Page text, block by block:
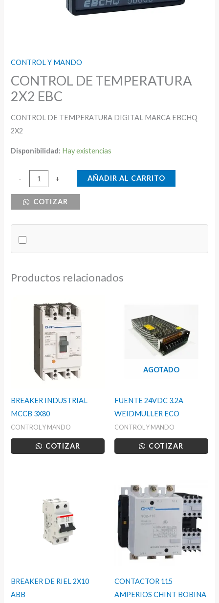
CONTROL Y MANDO
CONTROL DE TEMPERATURA
2X2 EBC
CONTROL DE TEMPERATURA DIGITAL MARCA EBCHQ
2X2
Disponibilidad: Hay existencias
-
CONTROL
TEMPERATURA
cantidad
+ AÑADIR AL CARRITO
COTIZAR
Productos relacionados
BREAKER INDUSTRIAL
MCCB 3X80
CONTROL Y MANDO
COTIZAR
AGOTADO
FUENTE 24VDC 3.2A
WEIDMULLER ECO
CONTROL Y MANDO
COTIZAR
BREAKER DE RIEL 2X10
ABB
CONTACTOR 115
AMPERIOS CHINT BOBINA